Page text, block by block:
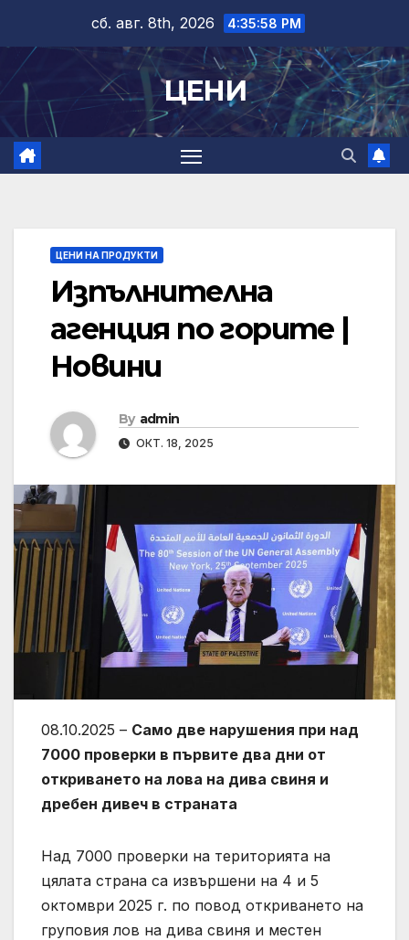
content
сб. авг. 8th, 2026 4:35:59 PM
ЦЕНИ
ЦЕНИ НА ПРОДУКТИ
Изпълнителна
агенция по горите |
Новини
By admin
ОКТ. 18, 2025
08.10.2025 – Само две нарушения при над
7000 проверки в първите два дни от
откриването на лова на дива свиня и
дребен дивеч в страната
Над 7000 проверки на територията на
цялата страна са извършени на 4 и 5
октомври 2025 г. по повод откриването на
груповия лов на дива свиня и местен